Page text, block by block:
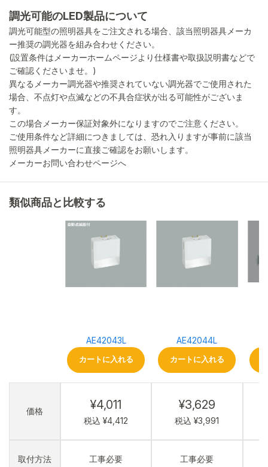
調光可能のLED製品について
調光可能型の照明器具をご注文される場合、該当照明器具メーカ
ー推奨の調光器を組み合わせください。
(設置条件はメーカーホームページより仕様書や取扱説明書などで
ご確認くださいませ。)
異なるメーカー調光器や推奨されていない調光器でご使用された
場合、不点灯や点滅などの不具合症状が出る可能性がございま
す。
この場合メーカー保証対象外になりますのでご注意ください。
ご使用条件など詳細につきましては、恐れ入りますが事前に該当
照明器具メーカーに直接ご確認をお願いします。
メーカーお問い合わせページへ
類似商品と比較する
価格
取付方法
AE42043L
カートに入れる
¥4,011
税込 ¥4,412
工事必要
AE42044L
カートに入れる
¥3,629
税込 ¥3,991
工事必要